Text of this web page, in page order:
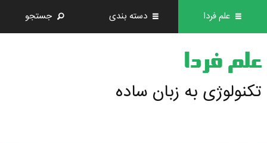
علم فردا دسته بندی جستجو
علم فردا
تکنولوژی به زبان ساده